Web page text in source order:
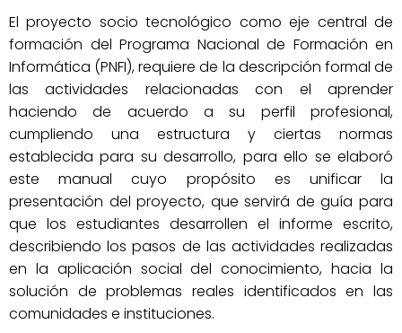
El proyecto socio tecnológico como eje central de
formación del Programa Nacional de Formación en
Informática (PNFI), requiere de la descripción formal de
las actividades relacionadas con el aprender
haciendo de acuerdo a su perfil profesional,
cumpliendo una estructura y ciertas normas
establecida para su desarrollo, para ello se elaboró
este manual cuyo propósito es unificar la
presentación del proyecto, que servirá de guía para
que los estudiantes desarrollen el informe escrito,
describiendo los pasos de las actividades realizadas
en la aplicación social del conocimiento, hacia la
solución de problemas reales identificados en las
comunidades e instituciones.